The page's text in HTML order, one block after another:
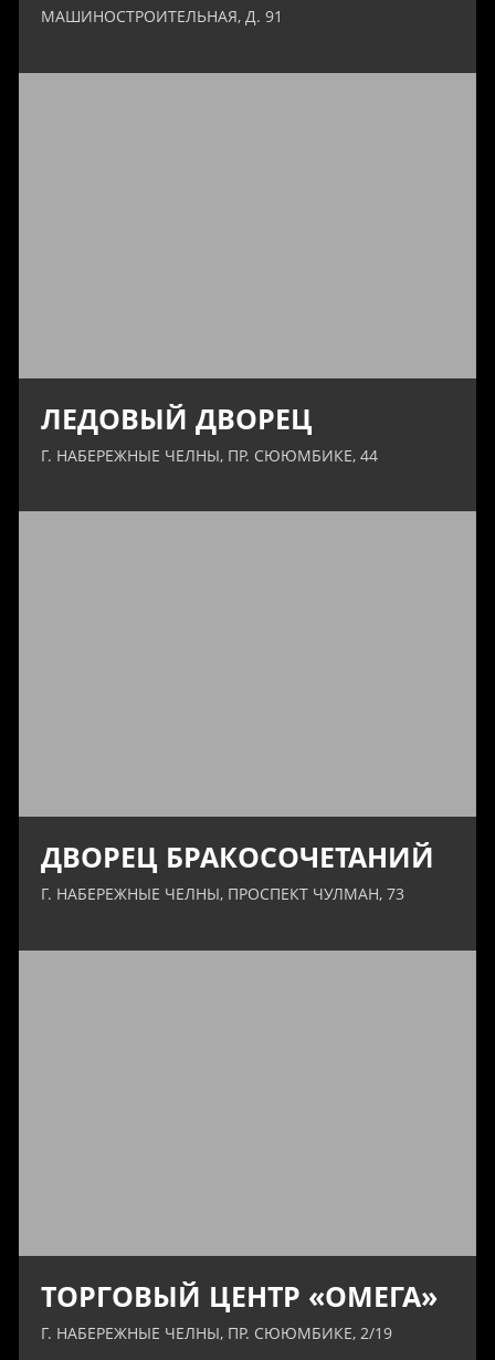
МАШИНОСТРОИТЕЛЬНАЯ, Д. 91
ЛЕДОВЫЙ ДВОРЕЦ
Г. НАБЕРЕЖНЫЕ ЧЕЛНЫ, ПР. СЮЮМБИКЕ, 44
ДВОРЕЦ БРАКОСОЧЕТАНИЙ
Г. НАБЕРЕЖНЫЕ ЧЕЛНЫ, ПРОСПЕКТ ЧУЛМАН, 73
ТОРГОВЫЙ ЦЕНТР «ОМЕГА»
Г. НАБЕРЕЖНЫЕ ЧЕЛНЫ, ПР. СЮЮМБИКЕ, 2/19